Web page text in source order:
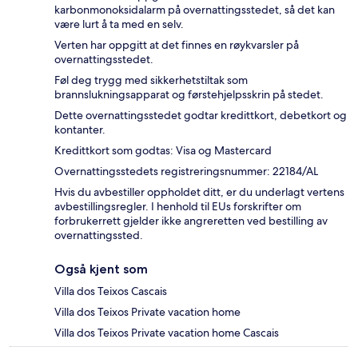
karbonmonoksidalarm på overnattingsstedet, så det kan
være lurt å ta med en selv.
Verten har oppgitt at det finnes en røykvarsler på
overnattingsstedet.
Føl deg trygg med sikkerhetstiltak som
brannslukningsapparat og førstehjelpsskrin på stedet.
Dette overnattingsstedet godtar kredittkort, debetkort og
kontanter.
Kredittkort som godtas: Visa og Mastercard
Overnattingsstedets registreringsnummer: 22184/AL
Hvis du avbestiller oppholdet ditt, er du underlagt vertens
avbestillingsregler. I henhold til EUs forskrifter om
forbrukerrett gjelder ikke angreretten ved bestilling av
overnattingssted.
Også kjent som
Villa dos Teixos Cascais
Villa dos Teixos Private vacation home
Villa dos Teixos Private vacation home Cascais